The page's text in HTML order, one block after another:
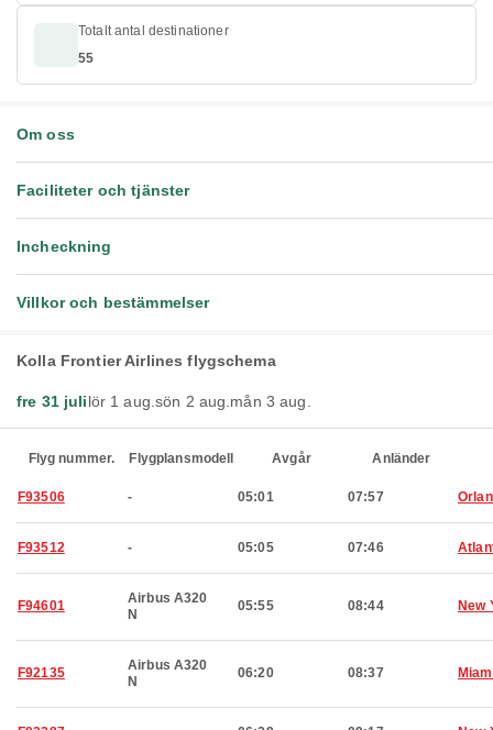
Totalt antal destinationer
55
Om oss
Faciliteter och tjänster
Incheckning
Villkor och bestämmelser
Kolla Frontier Airlines flygschema
fre 31 julilör 1 aug. sön 2 aug. mån 3 aug.
Flyg nummer. Flygplansmodell Avgår Anländer
F93506 - 05:01 07:57
F93512 - 05:05 07:46
F94601
Airbus A320
N
05:55 08:44 New
F92135
Airbus A320
N
06:20 08:37